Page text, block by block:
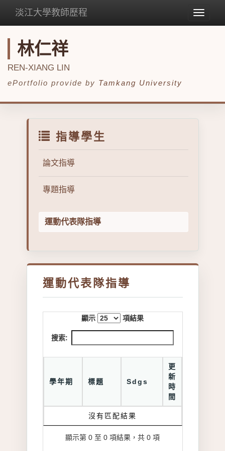
Toggle
淡江大學教師歷程
林仁祥
REN-XIANG LIN
ePortfolio provide by Tamkang University
指導學生
論文指導
專題指導
運動代表隊指導
運動代表隊指導
顯示 項結果
搜索:
學年期 標題 Sdgs
更
新
時
間
沒有匹配結果
顯示第 0 至 0 項結果，共 0 項